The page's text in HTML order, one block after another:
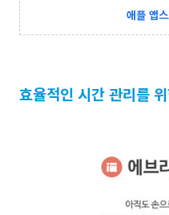
애플 앱
효율적인 시간 관리를